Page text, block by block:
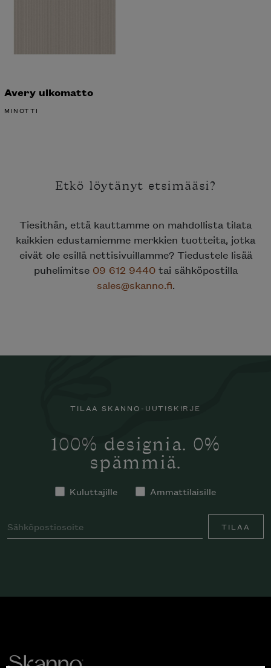
Avery ulkomatto
MINOTTI
Etkö löytänyt etsimääsi?
Tiesithän, että kauttamme on mahdollista tilata
kaikkien edustamiemme merkkien tuotteita, jotka
eivät ole esillä nettisivuillamme? Tiedustele lisää
puhelimitse 09 612 9440tai sähköpostilla
sales@skanno.fi.
TILAA SKANNO-UUTISKIRJE
100% designia. 0%
spämmiä.
Kuluttajille Ammattilaisille
TILAA